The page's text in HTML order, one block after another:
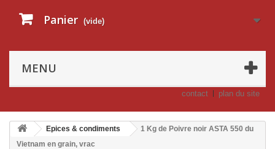
Panier (vide)
MENU
contact plan du site
Epices & condiments
1 Kg de Poivre noir ASTA 550 du
Vietnam en grain, vrac